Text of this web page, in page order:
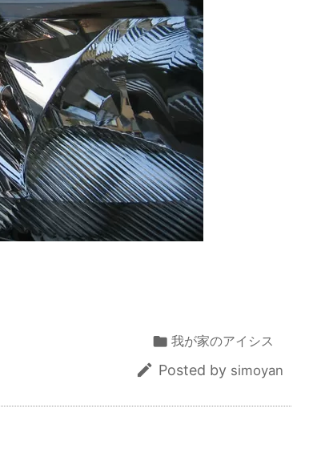
 我が家のアイシス
 Posted by simoyan